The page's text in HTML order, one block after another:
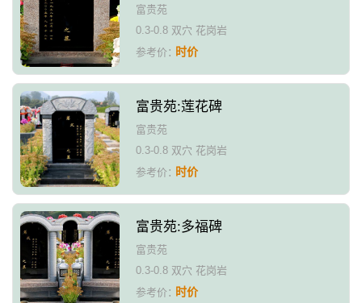
富贵苑
0.3-0.8 双穴 花岗岩
参考价：时价
富贵苑:莲花碑
富贵苑
0.3-0.8 双穴 花岗岩
参考价：时价
富贵苑:多福碑
富贵苑
0.3-0.8 双穴 花岗岩
参考价：时价